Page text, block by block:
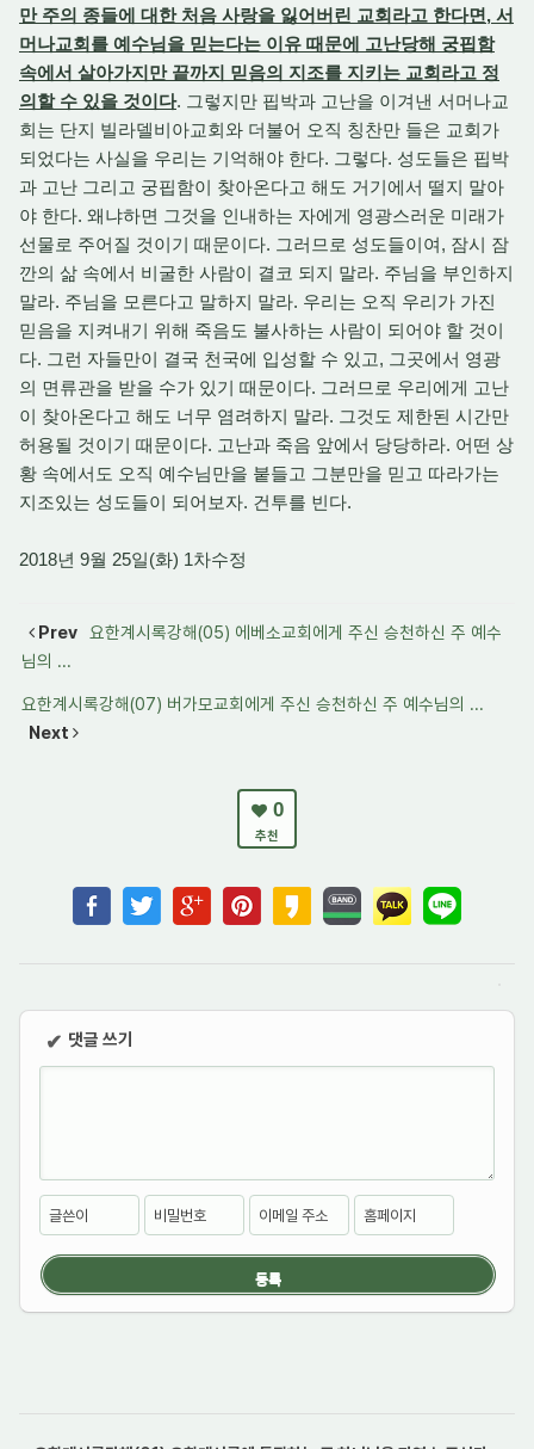
만 주의 종들에 대한 처음 사랑을 잃어버린 교회라고 한다면, 서
머나교회를 예수님을 믿는다는 이유 때문에 고난당해 궁핍함
속에서 살아가지만 끝까지 믿음의 지조를 지키는 교회라고 정
의할 수 있을 것이다. 그렇지만 핍박과 고난을 이겨낸 서머나교
회는 단지 빌라델비아교회와 더불어 오직 칭찬만 들은 교회가
되었다는 사실을 우리는 기억해야 한다. 그렇다. 성도들은 핍박
과 고난 그리고 궁핍함이 찾아온다고 해도 거기에서 떨지 말아
야 한다. 왜냐하면 그것을 인내하는 자에게 영광스러운 미래가
선물로 주어질 것이기 때문이다. 그러므로 성도들이여, 잠시 잠
깐의 삶 속에서 비굴한 사람이 결코 되지 말라. 주님을 부인하지
말라. 주님을 모른다고 말하지 말라. 우리는 오직 우리가 가진
믿음을 지켜내기 위해 죽음도 불사하는 사람이 되어야 할 것이
다. 그런 자들만이 결국 천국에 입성할 수 있고, 그곳에서 영광
의 면류관을 받을 수가 있기 때문이다. 그러므로 우리에게 고난
이 찾아온다고 해도 너무 염려하지 말라. 그것도 제한된 시간만
허용될 것이기 때문이다. 고난과 죽음 앞에서 당당하라. 어떤 상
황 속에서도 오직 예수님만을 붙들고 그분만을 믿고 따라가는
지조있는 성도들이 되어보자. 건투를 빈다.
2018년 9월 25일(화) 1차수정
Prev
요한계시록강해(05) 에베소교회에게 주신 승천하신 주 예수
님의 ...
요한계시록강해(07) 버가모교회에게 주신 승천하신 주 예수님의 ...
Next
0
추천
✔ 댓글 쓰기
글쓴이 비밀번호 이메일 주소 홈페이지